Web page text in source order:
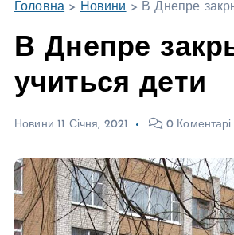
Головна > Новини > В Днепре
В Днепре
учиться дети
Новини 11 Січня, 2021 0 Коментарі